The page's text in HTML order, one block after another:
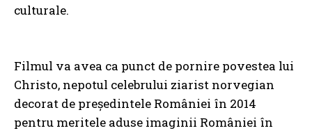
culturale.
Filmul va avea ca punct de pornire povestea lui
Christo, nepotul celebrului ziarist norvegian
decorat de președintele României în 2014
pentru meritele aduse imaginii României în